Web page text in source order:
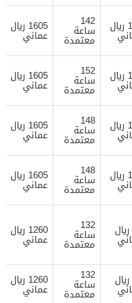
107 ريال 142
ساعة
معتمدة
1605 ريال
عماني
107 ريال 152
ساعة
معتمدة
1605 ريال
عماني
107 ريال 148
ساعة
معتمدة
1605 ريال
عماني
107 ريال 148
ساعة
معتمدة
1605 ريال
عماني
84 ريال 132
ساعة
معتمدة
1260 ريال
عماني
84 ريال 132
ساعة
معتمدة
1260 ريال
عماني